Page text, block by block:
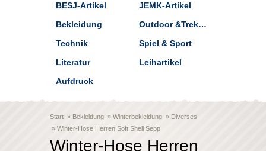
BESJ-Artikel
JEMK-Artikel
Bekleidung
Outdoor &Trekking
Technik
Spiel & Sport
Literatur
Leihartikel
Aufdruck
Start » Bekleidung » Winterbekleidung » Diverses
» Winter-Hose Herren Soft Shell Sepp
Winter-Hose Herren